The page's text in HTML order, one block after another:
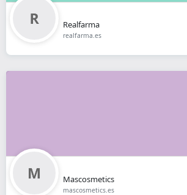
Realfarma
realfarma.es
Mascosmetics
mascosmetics.es